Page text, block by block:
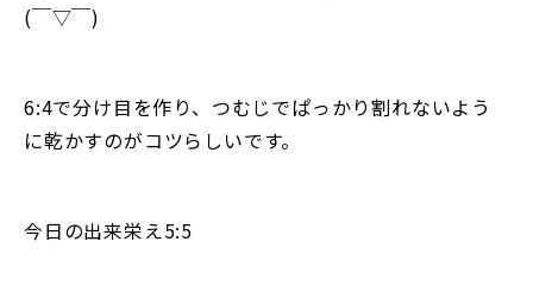
(￣▽￣)
6:4で分け目を作り、つむじでぱっかり割れないよう
に乾かすのがコツらしいです。
今日の出来栄え5:5